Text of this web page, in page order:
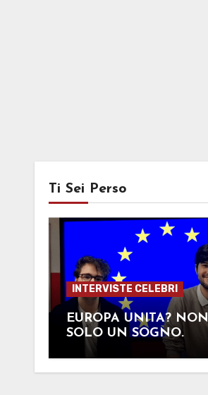
Ti Sei Perso
INTERVISTE CELEBRI
EUROPA UNITA? NON
SOLO UN SOGNO.